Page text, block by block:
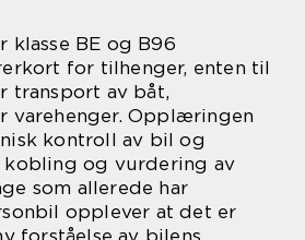
klasse BE og B96
for tilhenger, enten til
transport av båt,
varehenger. Opplæringen
kontroll av bil og
kobling og vurdering av
som allerede har
opplever at det er